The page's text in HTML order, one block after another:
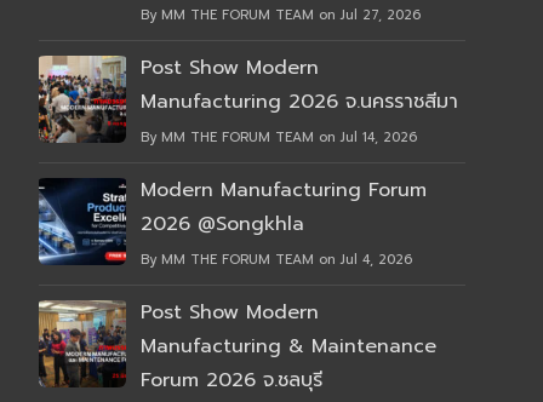
By MM THE FORUM TEAM on Jul 27, 2026
Post Show Modern
Manufacturing 2026 จ.นครราชสีมา
By MM THE FORUM TEAM on Jul 14, 2026
Modern Manufacturing Forum
2026 @Songkhla
By MM THE FORUM TEAM on Jul 4, 2026
Post Show Modern
Manufacturing & Maintenance
Forum 2026 จ.ชลบุรี